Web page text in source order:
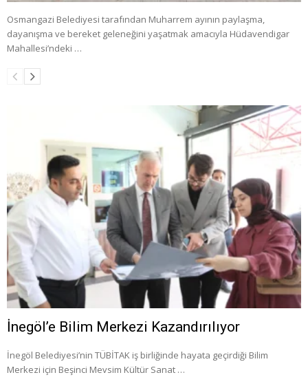
Osmangazi Belediyesi tarafından Muharrem ayının paylaşma,
dayanışma ve bereket geleneğini yaşatmak amacıyla Hüdavendigar
Mahallesi’ndeki …
İnegöl’e Bilim Merkezi Kazandırılıyor
İnegöl Belediyesi’nin TÜBİTAK iş birliğinde hayata geçirdiği Bilim
Merkezi için Beşinci Mevsim Kültür Sanat …